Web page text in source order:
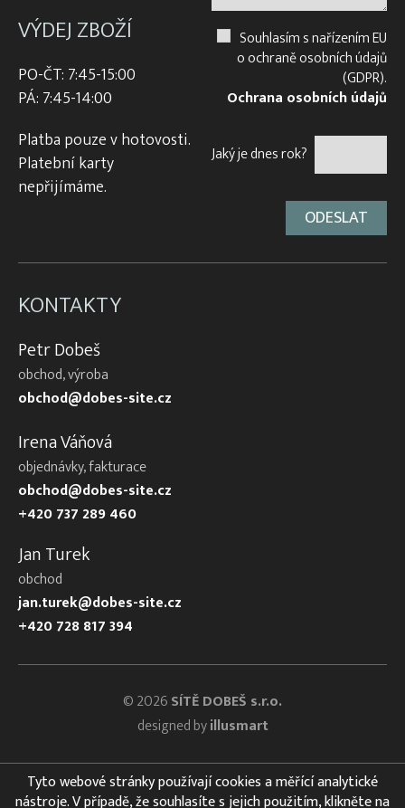
VÝDEJ ZBOŽÍ
PO-ČT: 7:45-15:00
PÁ: 7:45-14:00
Platba pouze v hotovosti.
Platební karty
nepřijímáme.
Souhlasím s nařízením EU
o ochraně osobních údajů
(GDPR).
Ochrana osobních údajů
Jaký je dnes rok?
KONTAKTY
Petr Dobeš
obchod, výroba
obchod@dobes-site.cz
Irena Váňová
objednávky, fakturace
obchod@dobes-site.cz
+420 737 289 460
Jan Turek
obchod
jan.turek@dobes-site.cz
+420 728 817 394
© 2026SÍTĚ DOBEŠ s.r.o.
designed byillusmart
Tyto webové stránky používají cookies a měřící analytické
nástroje. V případě, že souhlasíte s jejich použitím, klikněte na